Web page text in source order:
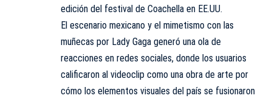
edición del festival de Coachella en EE.UU.
El escenario mexicano y el mimetismo con las
muñecas por Lady Gaga generó una ola de
reacciones en redes sociales, donde los usuarios
calificaron al videoclip como una obra de arte por
cómo los elementos visuales del país se fusionaron